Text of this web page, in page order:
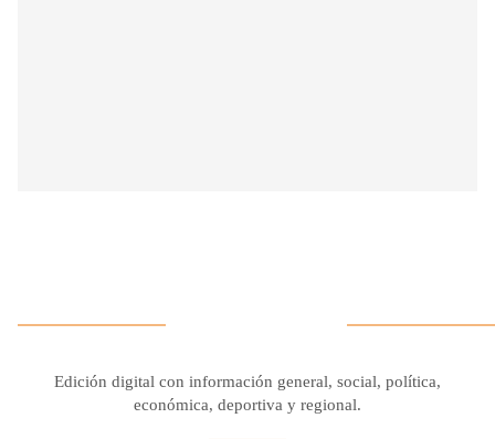
Edición digital con información general, social, política,
económica, deportiva y regional.